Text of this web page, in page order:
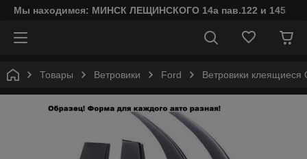
Мы находимся: МИНСК ЛЕЩИНСКОГО 14а пав.122 и 145
Товары Ветровики Ford Ветровики